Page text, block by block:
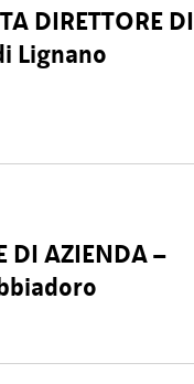
DIRETTORE DI
Lignano
DI AZIENDA –